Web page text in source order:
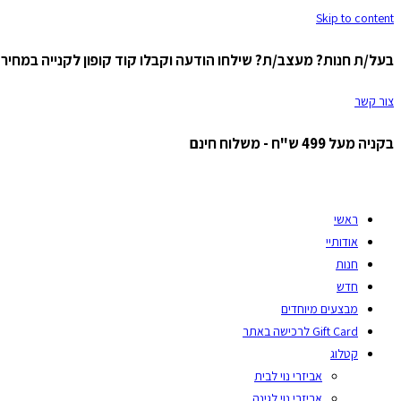
Skip to content
בעל/ת חנות? מעצב/ת? שילחו הודעה וקבלו קוד קופון לקנייה במחיר
צור קשר
בקניה מעל 499 ש"ח - משלוח חינם
ראשי
אודותיי
חנות
חדש
מבצעים מיוחדים
Gift Card לרכישה באתר
קטלוג
אביזרי נוי לבית